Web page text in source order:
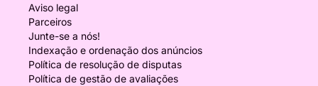
Aviso legal
Parceiros
Junte-se a nós!
Indexação e ordenação dos anúncios
Política de resolução de disputas
Política de gestão de avaliações